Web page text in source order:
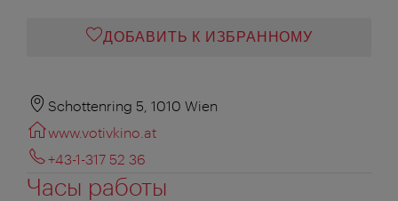
ДОБАВИТЬ К ИЗБРАННОМУ
Schottenring 5, 1010 Wien
www.votivkino.at
+43-1-317 52 36
Часы работы